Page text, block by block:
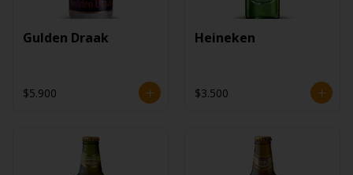
Gulden Draak
$5.900
Heineken
$3.500